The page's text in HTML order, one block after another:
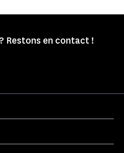
Restons en contact !